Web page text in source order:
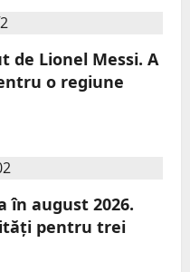
de Lionel Messi. A
o regiune
în august 2026.
pentru trei